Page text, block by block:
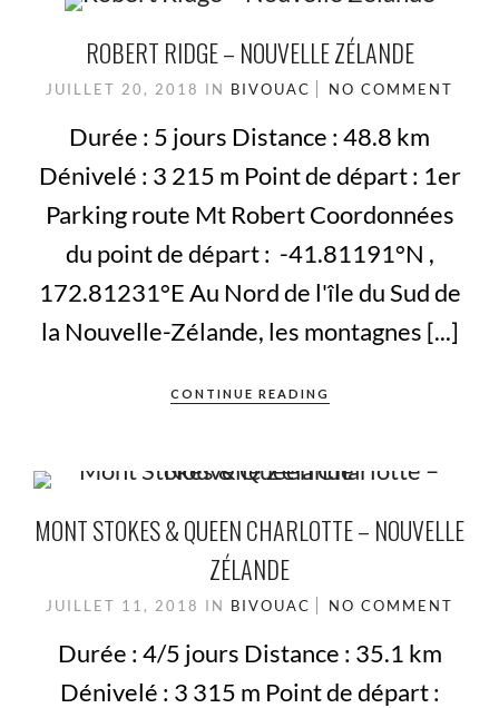
ROBERT RIDGE – NOUVELLE ZÉLANDE
JUILLET 20, 2018 IN BIVOUAC NO COMMENT
Durée : 5 jours Distance : 48.8 km
Dénivelé : 3 215 m Point de départ : 1er
Parking route Mt Robert Coordonnées
du point de départ : -41.81191°N ,
172.81231°E Au Nord de l'île du Sud de
la Nouvelle-Zélande, les montagnes [...]
CONTINUE READING
MONT STOKES & QUEEN CHARLOTTE – NOUVELLE
ZÉLANDE
JUILLET 11, 2018 IN BIVOUAC NO COMMENT
Durée : 4/5 jours Distance : 35.1 km
Dénivelé : 3 315 m Point de départ :